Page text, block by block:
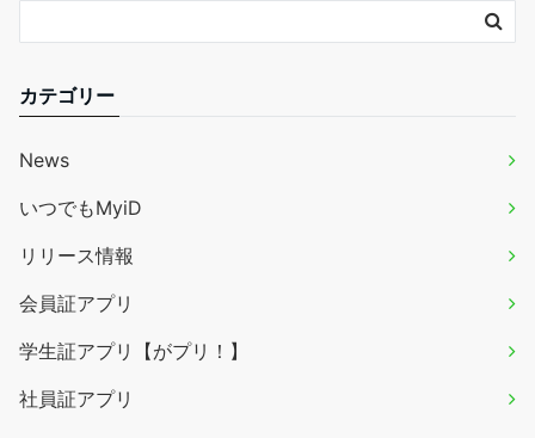
カテゴリー
News
いつでもMyiD
リリース情報
会員証アプリ
学生証アプリ【がプリ！】
社員証アプリ